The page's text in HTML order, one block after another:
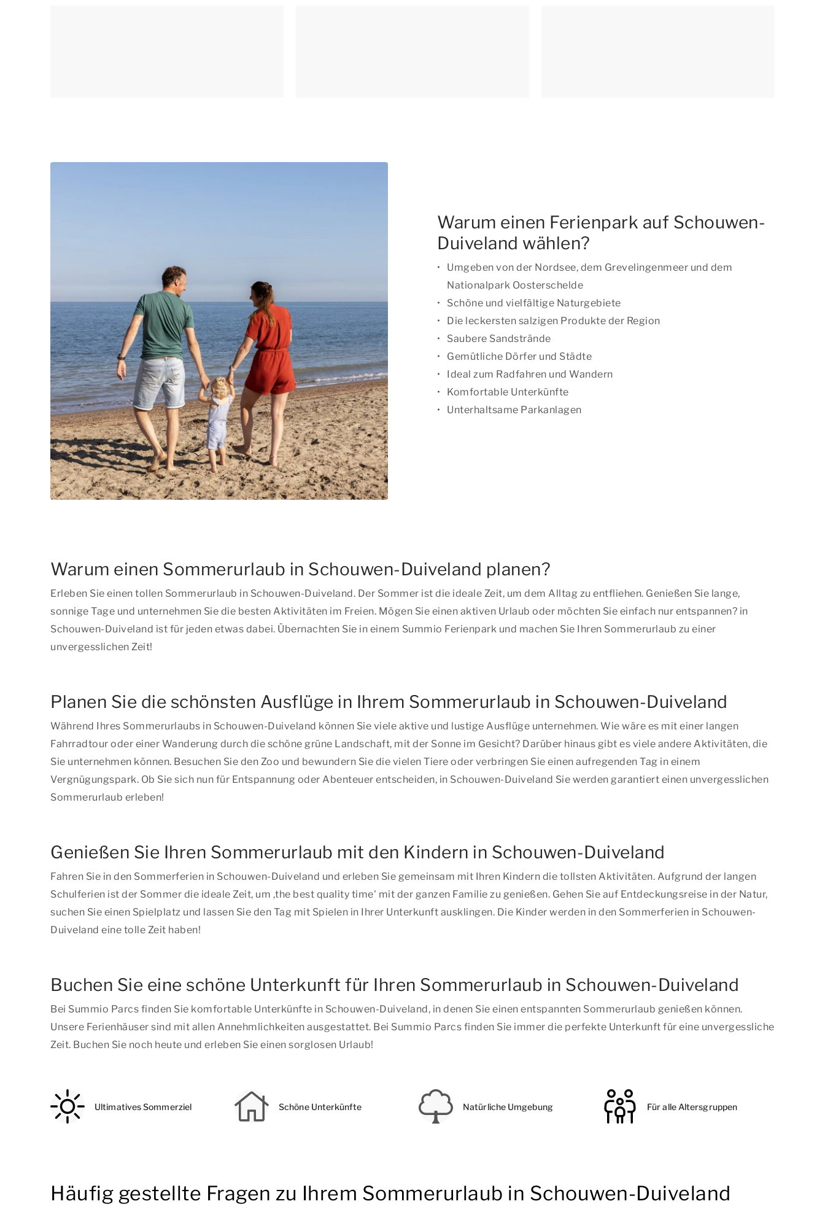
Warum einen Ferienpark auf Schouwen-
Duiveland wählen?
Umgeben von der Nordsee, dem Grevelingenmeer und dem
Nationalpark Oosterschelde
Schöne und vielfältige Naturgebiete
Die leckersten salzigen Produkte der Region
Saubere Sandstrände
Gemütliche Dörfer und Städte
Ideal zum Radfahren und Wandern
Komfortable Unterkünfte
Unterhaltsame Parkanlagen
Warum einen Sommerurlaub in Schouwen-Duiveland planen?
Erleben Sie einen tollen Sommerurlaub in Schouwen-Duiveland. Der Sommer ist die ideale Zeit, um dem Alltag zu entfliehen. Genießen Sie lange,
sonnige Tage und unternehmen Sie die besten Aktivitäten im Freien. Mögen Sie einen aktiven Urlaub oder möchten Sie einfach nur entspannen? in
Schouwen-Duiveland ist für jeden etwas dabei. Übernachten Sie in einem Summio Ferienpark und machen Sie Ihren Sommerurlaub zu einer
unvergesslichen Zeit!
Planen Sie die schönsten Ausflüge in Ihrem Sommerurlaub in Schouwen-Duiveland
Während Ihres Sommerurlaubs in Schouwen-Duiveland können Sie viele aktive und lustige Ausflüge unternehmen. Wie wäre es mit einer langen
Fahrradtour oder einer Wanderung durch die schöne grüne Landschaft, mit der Sonne im Gesicht? Darüber hinaus gibt es viele andere Aktivitäten, die
Sie unternehmen können. Besuchen Sie den Zoo und bewundern Sie die vielen Tiere oder verbringen Sie einen aufregenden Tag in einem
Vergnügungspark. Ob Sie sich nun für Entspannung oder Abenteuer entscheiden, in Schouwen-Duiveland Sie werden garantiert einen unvergesslichen
Sommerurlaub erleben!
Genießen Sie Ihren Sommerurlaub mit den Kindern in Schouwen-Duiveland
Fahren Sie in den Sommerferien in Schouwen-Duiveland und erleben Sie gemeinsam mit Ihren Kindern die tollsten Aktivitäten. Aufgrund der langen
Schulferien ist der Sommer die ideale Zeit, um ,the best quality time' mit der ganzen Familie zu genießen. Gehen Sie auf Entdeckungsreise in der Natur,
suchen Sie einen Spielplatz und lassen Sie den Tag mit Spielen in Ihrer Unterkunft ausklingen. Die Kinder werden in den Sommerferien in Schouwen-
Duiveland eine tolle Zeit haben!
Buchen Sie eine schöne Unterkunft für Ihren Sommerurlaub in Schouwen-Duiveland
Bei Summio Parcs finden Sie komfortable Unterkünfte in Schouwen-Duiveland, in denen Sie einen entspannten Sommerurlaub genießen können.
Unsere Ferienhäuser sind mit allen Annehmlichkeiten ausgestattet. Bei Summio Parcs finden Sie immer die perfekte Unterkunft für eine unvergessliche
Zeit. Buchen Sie noch heute und erleben Sie einen sorglosen Urlaub!
Ultimatives Sommerziel Schöne Unterkünfte Natürliche Umgebung Für alle Altersgruppen
Häufig gestellte Fragen zu Ihrem Sommerurlaub in Schouwen-Duiveland